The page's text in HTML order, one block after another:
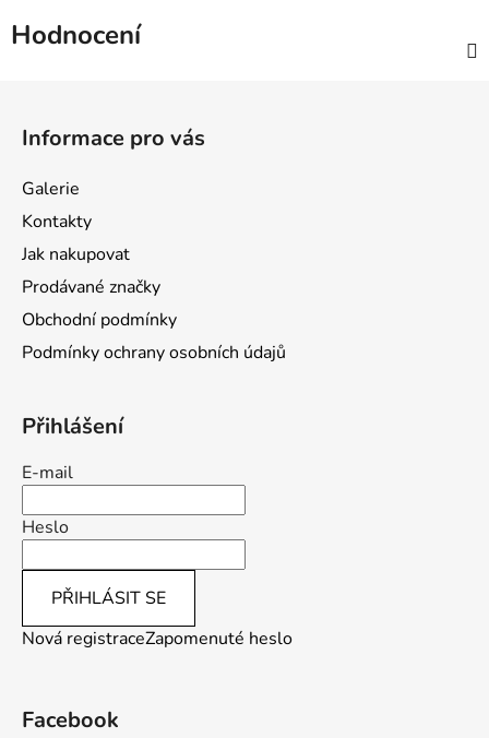
Hodnocení
Informace pro vás
Galerie
Kontakty
Jak nakupovat
Prodávané značky
Obchodní podmínky
Podmínky ochrany osobních údajů
Přihlášení
E-mail
Heslo
PŘIHLÁSIT SE
Nová registraceZapomenuté heslo
Facebook